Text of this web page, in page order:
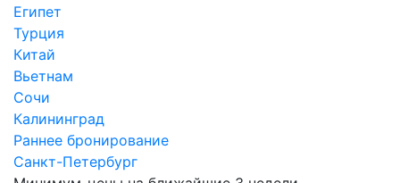
Египет
Турция
Китай
Вьетнам
Сочи
Калининград
Раннее бронирование
Санкт-Петербург